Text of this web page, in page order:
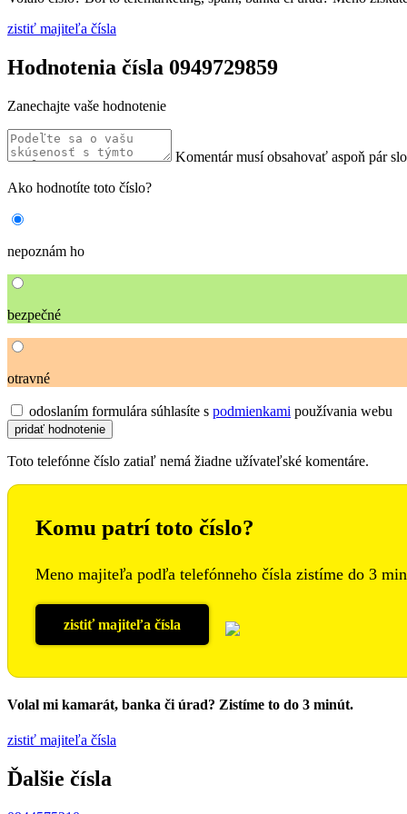
zistiť majiteľa čísla
Hodnotenia čísla 0949729859
Zanechajte vaše hodnotenie
Komentár musí obsahovať aspoň pár
Ako hodnotíte toto číslo?
nepoznám ho
bezpečné
otravné
odoslaním formulára súhlasíte s podmienkami používania webu
Toto telefónne číslo zatiaľ nemá žiadne užívateľské komentáre.
Komu patrí toto číslo?
Meno majiteľa podľa telefónneho čísla zistíme do 3
zistiť majiteľa čísla
Volal mi kamarát, banka či úrad? Zistíme to do 3 minút.
zistiť majiteľa čísla
Ďalšie čísla